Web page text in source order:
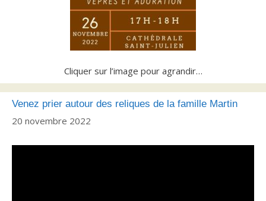
Cliquer sur l’image pour agrandir…
Venez prier autour des reliques de la famille Martin
20 novembre 2022